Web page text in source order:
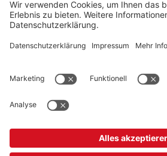
+41 44 240 / 11 55
+41 44 240 / 11 57
info@office-trade.ch
vergleichbare